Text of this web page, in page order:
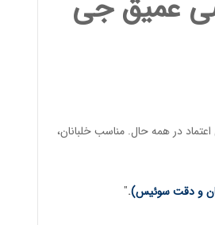
عمیق جی
در همه حال. مناسبخلبانان،
و دقت سوئیس).
"